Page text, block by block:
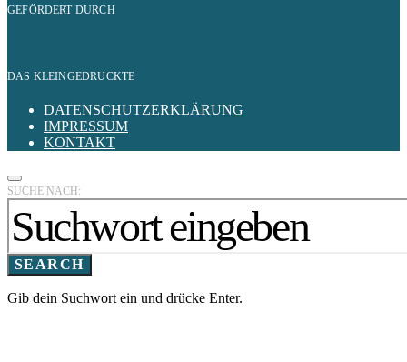
GEFÖRDERT DURCH
DAS KLEINGEDRUCKTE
DATENSCHUTZERKLÄRUNG
IMPRESSUM
KONTAKT
SUCHE NACH:
SEARCH
Gib dein Suchwort ein und drücke Enter.